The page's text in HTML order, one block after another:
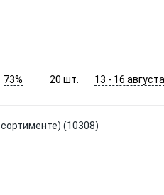
73% 20 шт. 13 - 16 августа
(10308)